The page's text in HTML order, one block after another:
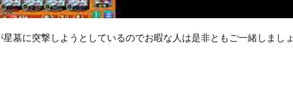
墓に突撃しようとしているのでお暇な人は是非ともご一緒しましょ